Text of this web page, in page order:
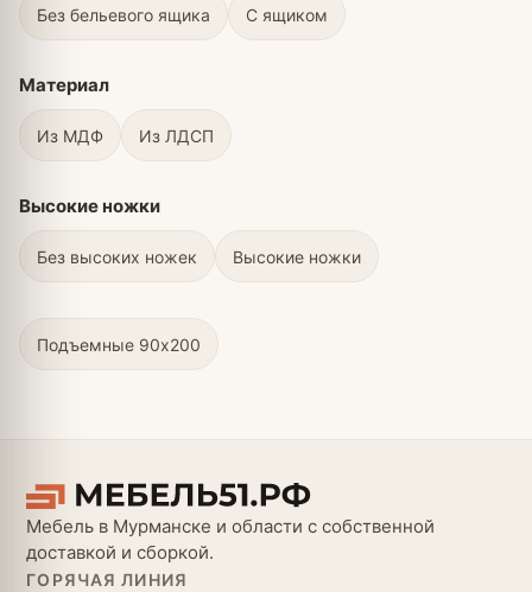
Без бельевого ящика С ящиком
Материал
Из МДФ Из ЛДСП
Высокие ножки
Без высоких ножек Высокие ножки
Подъемные 90х200
Мебель в Мурманске и области с собственной
доставкой и сборкой.
ГОРЯЧАЯ ЛИНИЯ